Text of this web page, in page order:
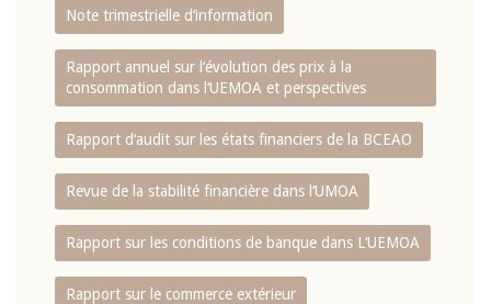
Note trimestrielle d‘information
Rapport annuel sur l‘évolution des prix à la
consommation dans l‘UEMOA et perspectives
Rapport d‘audit sur les états financiers de la BCEAO
Revue de la stabilité financière dans l‘UMOA
Rapport sur les conditions de banque dans L‘UEMOA
Rapport sur le commerce extérieur